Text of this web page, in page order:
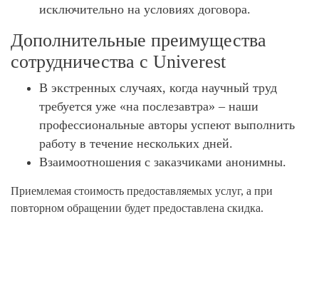
исключительно на условиях договора.
Дополнительные преимущества
сотрудничества с Univerest
В экстренных случаях, когда научный труд
требуется уже «на послезавтра» – наши
профессиональные авторы успеют выполнить
работу в течение нескольких дней.
Взаимоотношения с заказчиками анонимны.
Приемлемая стоимость предоставляемых услуг, а при
повторном обращении будет предоставлена скидка.